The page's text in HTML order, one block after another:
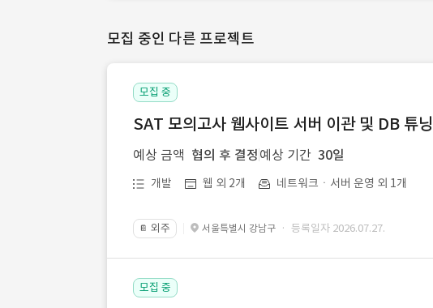
모집 중인 다른 프로젝트
모집 중
SAT 모의고사 웹사이트 서버 이관 및 DB 튜닝
예상 금액 협의 후 결정 예상 기간 30일
개발 웹 외 2개 네트워크ㆍ서버 운영 외 1개
📔 외주 서울특별시 강남구 · 등록일자 2026.07.27.
모집 중